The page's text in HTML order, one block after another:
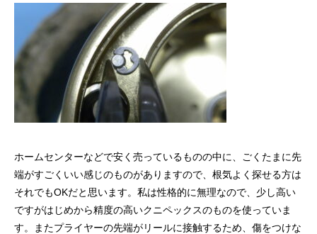
謹賀新年
2026.01.01
ホームセンターなどで安く売っているものの中に、ごくたまに先
端がすごくいい感じのものがありますので、根気よく探せる方は
それでもOKだと思います。私は性格的に無理なので、少し高い
ですがはじめから精度の高いクニペックスのものを使っていま
す。またプライヤーの先端がリールに接触するため、傷をつけな